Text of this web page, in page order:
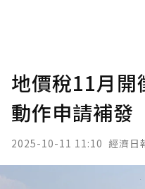
地價稅11月開
動作申請補發
2025-10-11 11:10 經濟日